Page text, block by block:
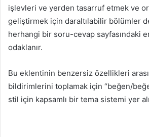
işlevleri ve yerden tasarruf etmek ve
geliştirmek için daraltılabilir bölümler
herhangi bir soru-cevap sayfasındaki
odaklanır.
Bu eklentinin benzersiz özellikleri
bildirimlerini toplamak için “beğen/
stil için kapsamlı bir tema sistemi yer